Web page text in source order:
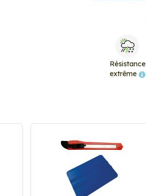
Résistance
extrême